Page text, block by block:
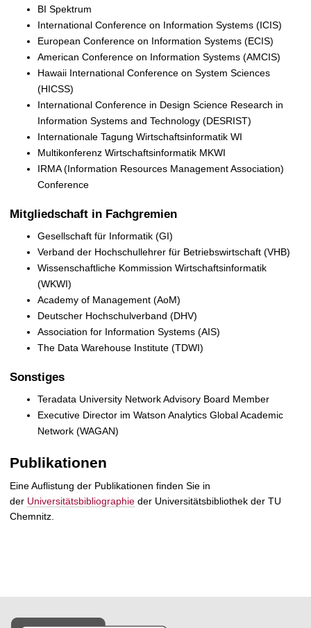
BI Spektrum
International Conference on Information Systems (ICIS)
European Conference on Information Systems (ECIS)
American Conference on Information Systems (AMCIS)
Hawaii International Conference on System Sciences
(HICSS)
International Conference in Design Science Research in
Information Systems and Technology (DESRIST)
Internationale Tagung Wirtschaftsinformatik WI
Multikonferenz Wirtschaftsinformatik MKWI
IRMA (Information Resources Management Association)
Conference
Mitgliedschaft in Fachgremien
Gesellschaft für Informatik (GI)
Verband der Hochschullehrer für Betriebswirtschaft (VHB)
Wissenschaftliche Kommission Wirtschaftsinformatik
(WKWI)
Academy of Management (AoM)
Deutscher Hochschulverband (DHV)
Association for Information Systems (AIS)
The Data Warehouse Institute (TDWI)
Sonstiges
Teradata University Network Advisory Board Member
Executive Director im Watson Analytics Global Academic
Network (WAGAN)
Publikationen
Eine Auflistung der Publikationen finden Sie in
der Universitätsbibliographie der Universitätsbibliothek der TU
Chemnitz.